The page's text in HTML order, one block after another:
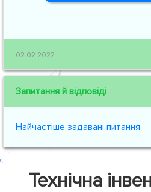
02.02.2022
Запитання й відповіді
Найчастіше задавані питання
Технічна